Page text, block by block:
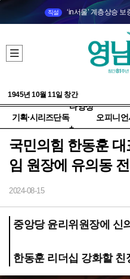
직설 ‘in서울’ 계층상승
1945년 10월 11일 창간
기획·시리즈단독
다양성
+
오피니언
국민의힘 한동훈
임 원장에 유의동
2024-08-15
중앙당 윤리위원장에 신
한동훈 리더십 강화할